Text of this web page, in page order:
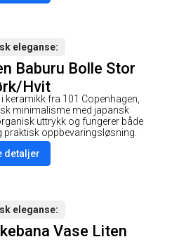
eleganse
Baburu Bolle Stor
Hvit
keramikk fra 101 Copenhagen,
minimalisme med japansk
uttrykk og fungerer både
oppbevaringsløsning.
detaljer
eleganse
Vase Liten